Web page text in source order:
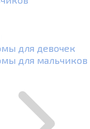
для девочек
для мальчиков